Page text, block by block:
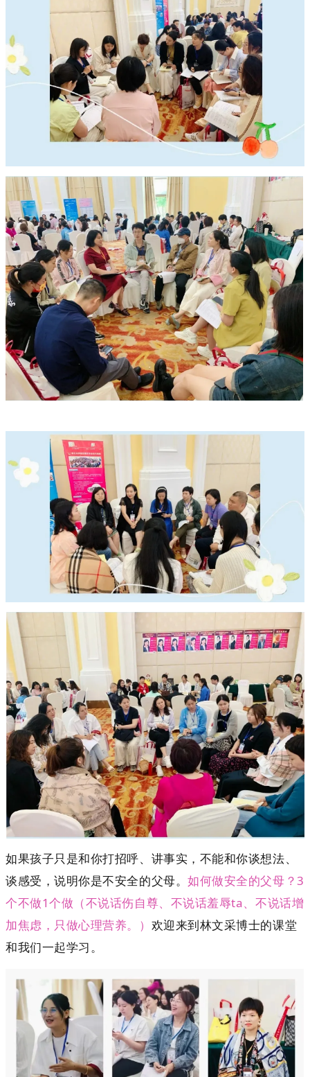
如果孩子只是和你打招呼、讲事实，不能和你谈想法、
谈感受，说明你是不安全的父母。如何做安全的父母？3
个不做1个做（不说话伤自尊、不说话羞辱ta、不说话增
加焦虑，只做心理营养。） 欢迎来到林文采博士的课堂
和我们一起学习。